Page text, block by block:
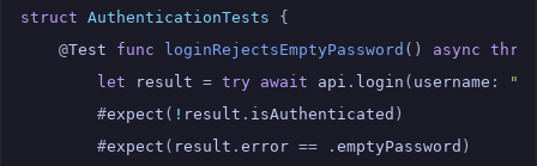
struct AuthenticationTests
{
@Test func loginRejectsEmptyPassword () async
let
result = try await api . login ( username :
#expect ( ! result . isAuthenticated )
#expect ( result . error == . emptyPassword )